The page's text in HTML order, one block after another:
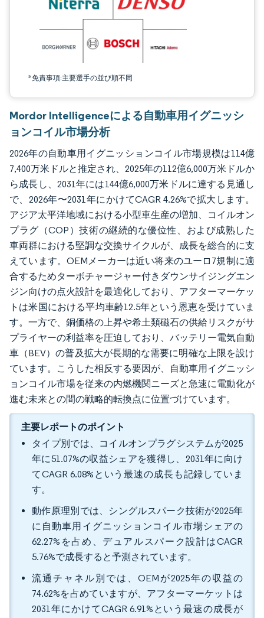
*免責事項:主要選手の並び順不同
Mordor Intelligenceによる自動車用イグニッシ
ョンコイル市場分析
2026年の自動車用イグニッションコイル市場規模は114億
7,400万米ドルと推定され、2025年の112億6,000万米ドルか
ら成長し、2031年には144億6,000万米ドルに達する見通し
で、2026年〜2031年にかけてCAGR 4.26%で拡大します。
アジア太平洋地域における小型車生産の増加、コイルオン
プラグ（COP）技術の継続的な優位性、および成熟した
車両群における堅調な交換サイクルが、成長を総合的に支
えています。OEMメーカーは近い将来のユーロ7規制に適
合するためターボチャージャー付きダウンサイジングエン
ジン向けの点火設計を最適化しており、アフターマーケッ
トは米国における平均車齢12.5年という恩恵を受けていま
す。一方で、銅価格の上昇や希土類磁石の供給リスクがサ
プライヤーの利益率を圧迫しており、バッテリー電気自動
車（BEV）の普及拡大が長期的な需要に明確な上限を設け
ています。こうした相反する要因が、自動車用イグニッシ
ョンコイル市場を従来の内燃機関ニーズと急速に電動化が
進む未来との間の戦略的転換点に位置づけています。
主要レポートのポイント
タイプ別では、コイルオンプラグシステムが2025
年に51.07%の収益シェアを獲得し、2031年に向け
てCAGR 6.08%という最速の成長も記録していま
す。
動作原理別では、シングルスパーク技術が2025年
に自動車用イグニッションコイル市場シェアの
62.27%を占め、デュアルスパーク設計はCAGR
5.76%で成長すると予測されています。
流通チャネル別では、OEMが2025年の収益の
74.62%を占めていますが、アフターマーケットは
2031年にかけてCAGR 6.91%という最速の成長が